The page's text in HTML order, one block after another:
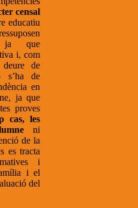
censal
educatiu
que
i, com
de
de
en
ja que
proves
cas, les
ni
de la
es tracta
i
i el
del